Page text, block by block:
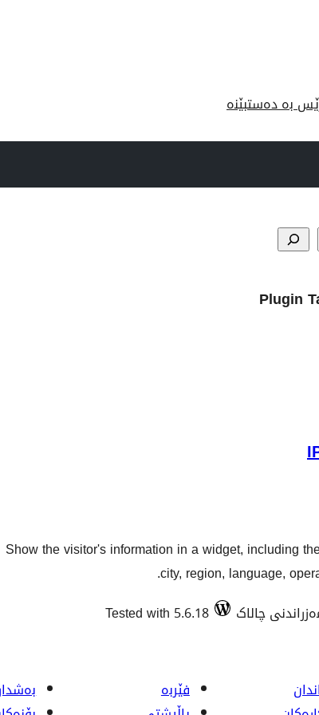
بە دەستبێنە
Plugin
Show the visitor's information in a widget, including
city, region, language,
Tested with 5.6.18
فێربە